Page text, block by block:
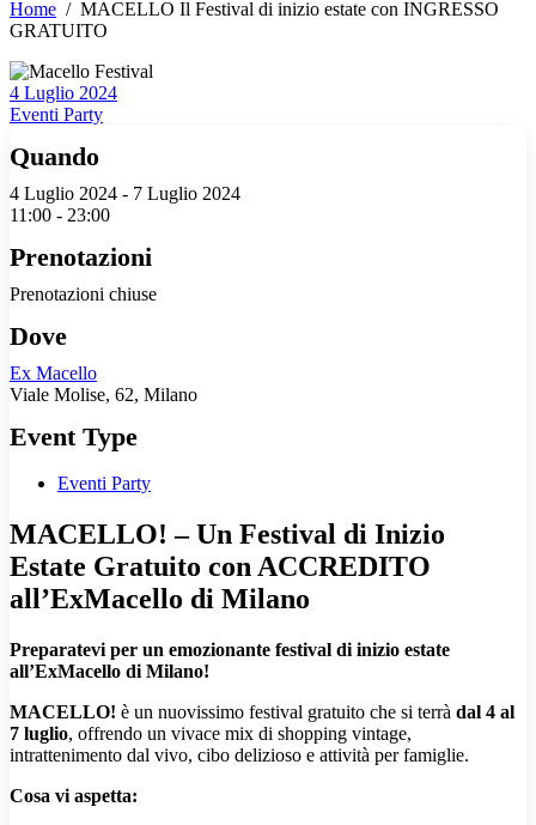
Home / MACELLO Il Festival di inizio estate con INGRESSO
GRATUITO
4 Luglio 2024
Eventi Party
Quando
4 Luglio 2024 - 7 Luglio 2024
11:00 - 23:00
Prenotazioni
Prenotazioni chiuse
Dove
Ex Macello
Viale Molise, 62, Milano
Event Type
Eventi Party
MACELLO! – Un Festival di Inizio
Estate Gratuito con ACCREDITO
all’ExMacello di Milano
Preparatevi per un emozionante festival di inizio estate
all’ExMacello di Milano!
MACELLO! è un nuovissimo festival gratuito che si terrà dal 4 al
7 luglio, offrendo un vivace mix di shopping vintage,
intrattenimento dal vivo, cibo delizioso e attività per famiglie.
Cosa vi aspetta: